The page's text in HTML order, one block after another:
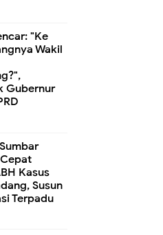
"Ke
Wakil
Gubernur
Kasus
Susun
Terpadu